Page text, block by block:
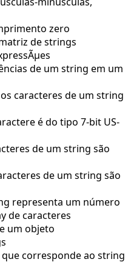
zero
de strings
de um string em um
caracteres de um string
é do tipo 7-bit US-
de um string são
de um string são
representa um número
de caracteres
um objeto
corresponde ao string